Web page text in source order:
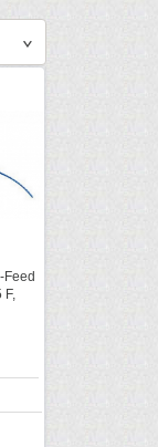
Feed